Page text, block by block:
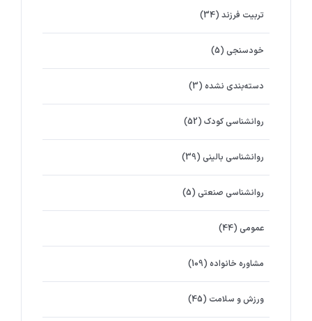
تربیت فرزند (34)
خودسنجی (5)
دسته‌بندی نشده (3)
روانشناسي كودك (52)
روانشناسی بالینی (39)
روانشناسی صنعتی (5)
عمومی (44)
مشاوره خانواده (109)
ورزش و سلامت (45)